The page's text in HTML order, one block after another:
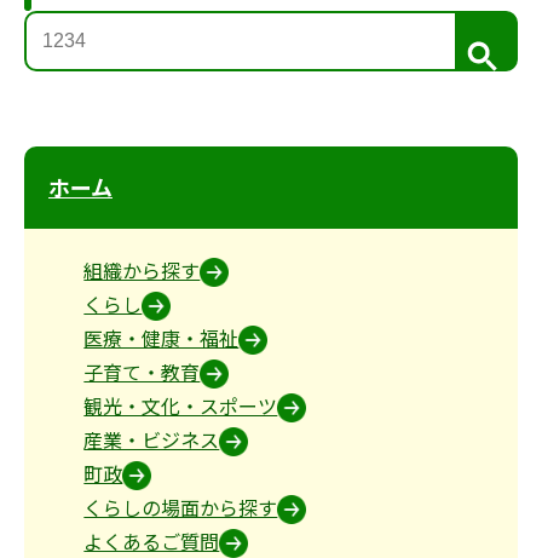
検
索
ホーム
組織から探す
くらし
医療・健康・福祉
子育て・教育
観光・文化・スポーツ
産業・ビジネス
町政
くらしの場面から探す
よくあるご質問